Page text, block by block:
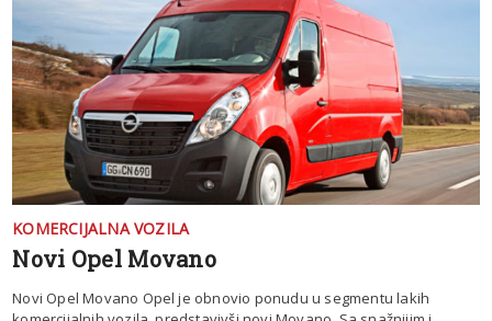
KOMERCIJALNA VOZILA
Novi Opel Movano
Novi Opel Movano Opel je obnovio ponudu u segmentu lakih